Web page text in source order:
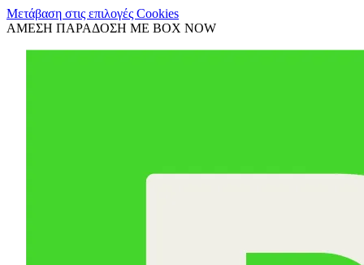
Μετάβαση στις επιλογές Cookies
ΑΜΕΣΗ ΠΑΡΑΔΟΣΗ ΜΕ BOX NOW